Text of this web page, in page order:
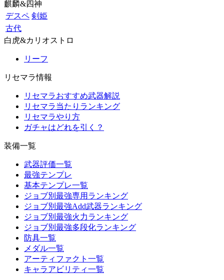
麒麟&四神
デスペ 剣姫
古代
白虎&カリオストロ
リーフ
リセマラ情報
リセマラおすすめ武器解説
リセマラ当たりランキング
リセマラやり方
ガチャはどれを引く？
装備一覧
武器評価一覧
最強テンプレ
基本テンプレ一覧
ジョブ別最強専用ランキング
ジョブ別最強Add武器ランキング
ジョブ別最強火力ランキング
ジョブ別最強多段化ランキング
防具一覧
メダル一覧
アーティファクト一覧
キャラアビリティ一覧